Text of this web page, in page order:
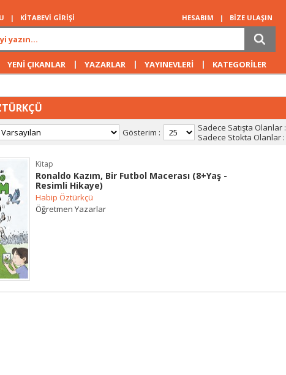
| KİTABEVİ GİRİŞİ HESABIM | BİZE ULAŞIN
YENİ ÇIKANLAR | YAZARLAR | YAYINEVLERİ | KATEGORİLER
Gösterim :
Sadece Satışta Olanlar :
Sadece Stokta Olanlar :
Kitap
Ronaldo Kazım, Bir Futbol Macerası (8+Yaş -
Resimli Hikaye)
Habip Öztürkçü
Öğretmen Yazarlar